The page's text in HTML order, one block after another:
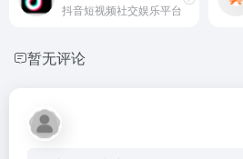
抖音短视频社交娱乐平台
暂无评论